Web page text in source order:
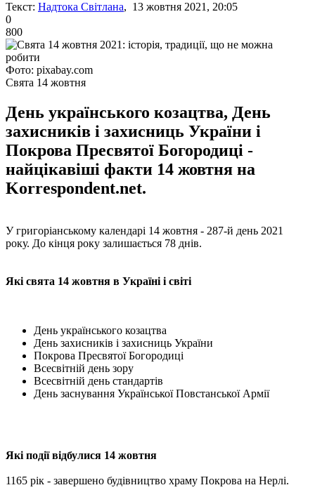
Текст: Надтока Світлана, 13 жовтня 2021, 20:05
0
800
Фото: pixabay.com
Свята 14 жовтня
День українського козацтва, День
захисників і захисниць України і
Покрова Пресвятої Богородиці -
найцікавіші факти 14 жовтня на
Korrespondent.net.
У григоріанському календарі 14 жовтня - 287-й день 2021
року. До кінця року залишається 78 днів.
Які свята 14 жовтня в Україні і світі
День українського козацтва
День захисників і захисниць України
Покрова Пресвятої Богородиці
Всесвітній день зору
Всесвітній день стандартів
День заснування Української Повстанської Армії
Які події відбулися 14 жовтня
1165 рік - завершено будівництво храму Покрова на Нерлі.